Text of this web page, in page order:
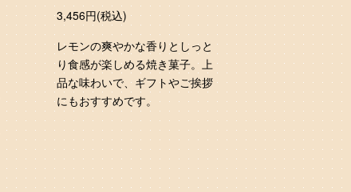
3,456円(税込)
レモンの爽やかな香りとしっと
り食感が楽しめる焼き菓子。上
品な味わいで、ギフトやご挨拶
にもおすすめです。